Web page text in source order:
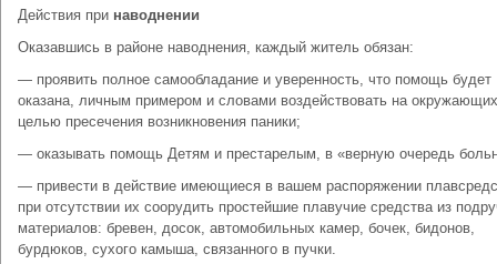
Действия при наводнении
Оказавшись в районе наводнения, каждый житель обязан:
— проявить полное самообладание и уверенность, что помощь будет
оказана, личным примером и словами воздействовать на
целью пресечения возникновения паники;
— оказывать помощь Детям и престарелым, в «верную очередь
— привести в действие имеющиеся в вашем распоряжении
при отсутствии их соорудить простейшие плавучие средства из
материалов: бревен, досок, автомобильных камер, бочек, бидонов,
бурдюков, сухого камыша, связанного в пучки.